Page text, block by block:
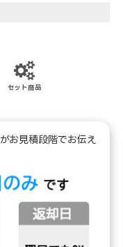
セット商品
お見積段階でお伝え